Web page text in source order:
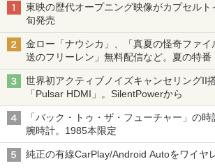
東映の歴代オープニング映像がカプセル
旬発売
金ロー「ナウシカ」、「真夏の怪奇ファイ
送のフリーレン」無料配信など。夏の特番
世界初アクティブノイズキャンセリングII
「Pulsar HDMI」。SilentPowerから
「バック・トゥ・ザ・フューチャー」の
腕時計。1985本限定
純正の有線CarPlay/Android Autoをワイヤ